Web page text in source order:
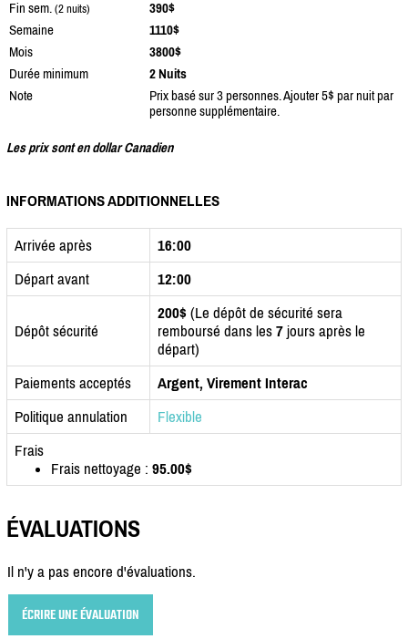
Fin sem. (2 nuits)
390$
Semaine
1110$
Mois
3800$
Durée minimum
2 Nuits
Note
Prix basé sur 3 personnes. Ajouter 5$ par nuit par
personne supplémentaire.
Les prix sont en dollar Canadien
INFORMATIONS ADDITIONNELLES
Arrivée après
16:00
Départ avant
12:00
Dépôt sécurité
200$ (Le dépôt de sécurité sera
remboursé dans les 7 jours après le
départ)
Paiements acceptés
Argent, Virement Interac
Politique annulation
Flexible
Frais
Frais nettoyage : 95.00$
ÉVALUATIONS
Il n'y a pas encore d'évaluations.
ÉCRIRE UNE ÉVALUATION